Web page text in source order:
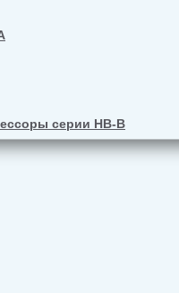
серии HB-B